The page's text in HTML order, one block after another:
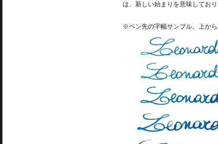
は、新しい始まりを意味してお
※ペン先の字幅サンプル。上か